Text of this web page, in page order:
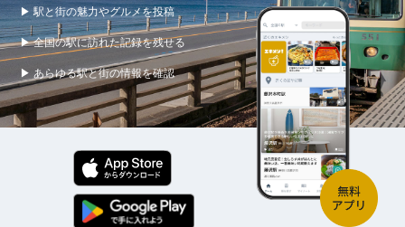
▶ 駅と街の魅力やグルメを投稿
▶ 全国の駅に訪れた記録を残せる
▶ あらゆる駅と街の情報を確認